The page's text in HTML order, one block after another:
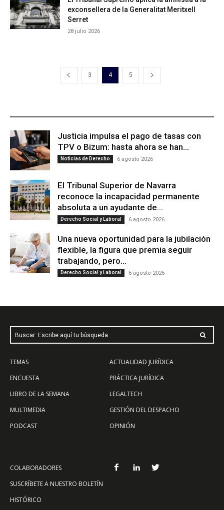
exconsellera de la Generalitat Meritxell
Serret
28 julio 2026
3 4 5
Justicia impulsa el pago de tasas con
TPV o Bizum: hasta ahora se han...
Noticias de Derecho 6 agosto 2026
El Tribunal Superior de Navarra
reconoce la incapacidad permanente
absoluta a un ayudante de...
Derecho Social y Laboral 6 agosto 2026
Una nueva oportunidad para la jubilación
flexible, la figura que premia seguir
trabajando, pero...
Derecho Social y Laboral 6 agosto 2026
Buscar: Escribe aquí tu búsqueda
TEMAS
ENCUESTA
LIBRO DE LA SEMANA
MULTIMEDIA
PODCAST
ACTUALIDAD JURÍDICA
PRÁCTICA JURÍDICA
LEGALTECH
GESTIÓN DEL DESPACHO
OPINIÓN
COLABORADORES
SUSCRÍBETE A NUESTRO BOLETÍN
HISTÓRICO